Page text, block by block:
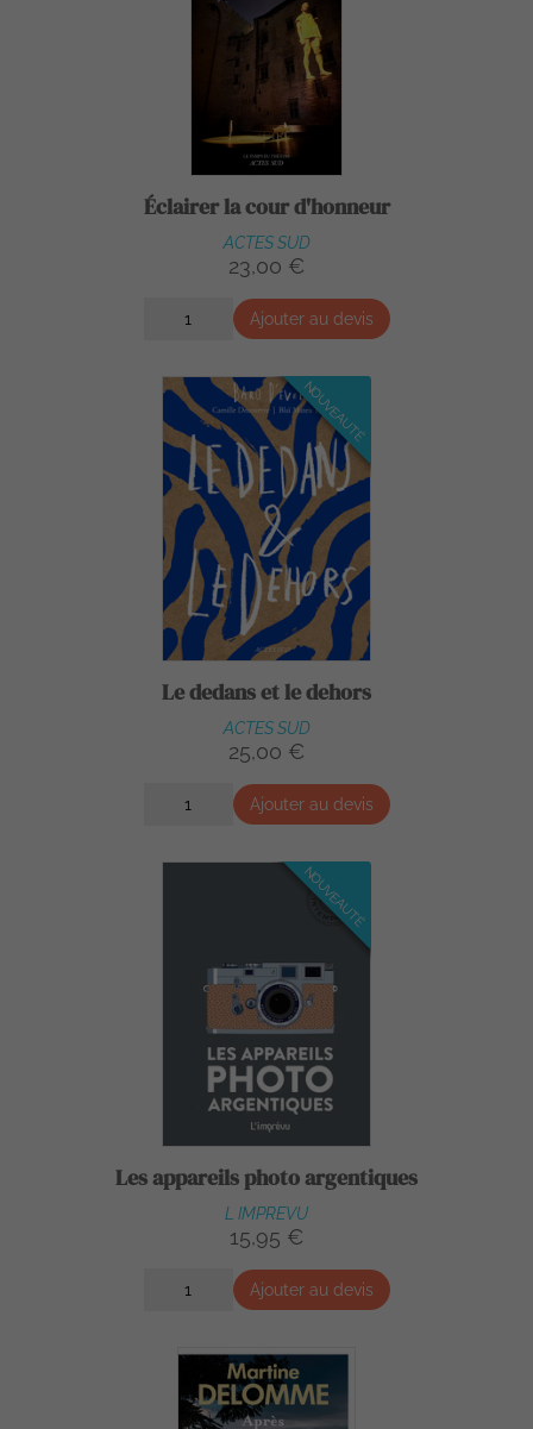
Éclairer la cour d'honneur
ACTES SUD
23,00 €
Ajouter au devis
NOUVEAUTÉ
Le dedans et le dehors
ACTES SUD
25,00 €
Ajouter au devis
NOUVEAUTÉ
Les appareils photo argentiques
L IMPREVU
15,95 €
Ajouter au devis